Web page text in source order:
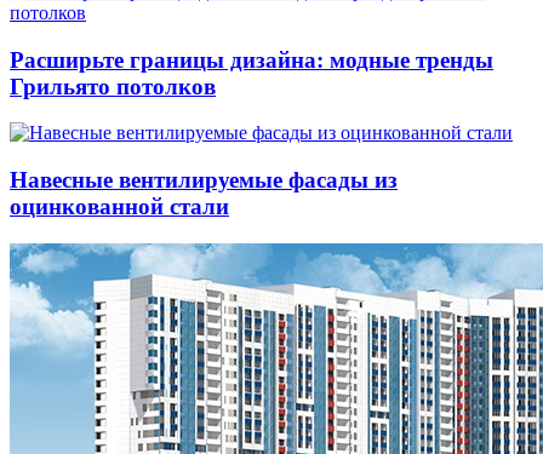
Расширьте границы дизайна: модные тренды
Грильято потолков
Навесные вентилируемые фасады из
оцинкованной стали